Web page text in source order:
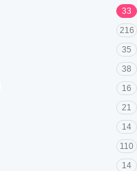
33
216
35
38
16
21
14
110
14